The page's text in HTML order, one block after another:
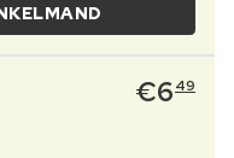
€6 49